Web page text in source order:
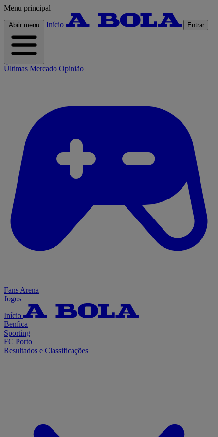
Menu principal
Abrir menu Início Entrar
Últimas Mercado Opinião
Fans Arena
Jogos
Início
Benfica
Sporting
FC Porto
Resultados e Classificações